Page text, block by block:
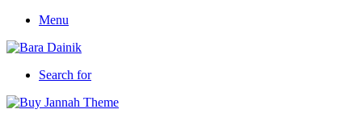
Menu
Search for